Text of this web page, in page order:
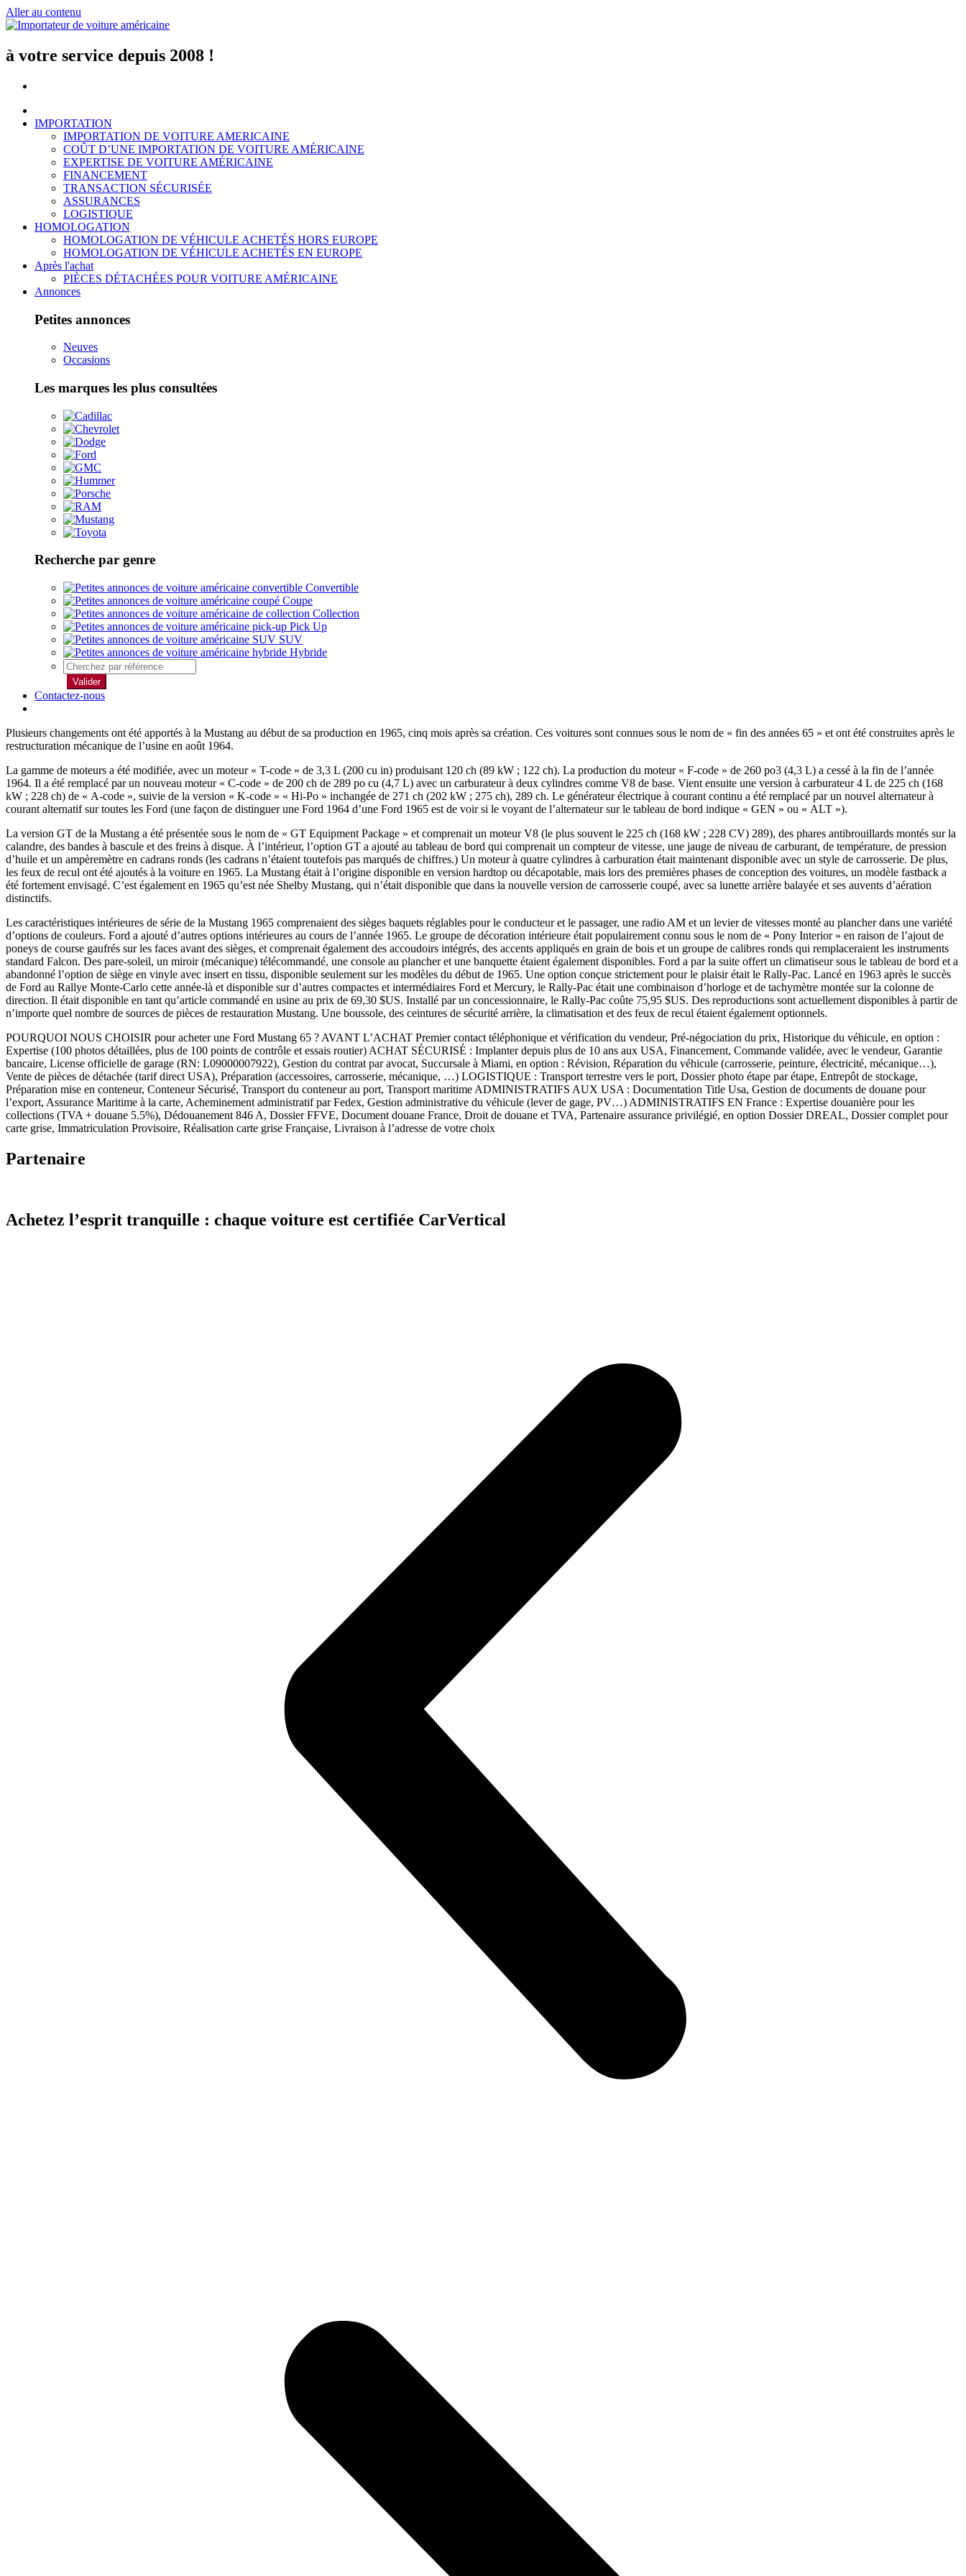
Aller au contenu
à votre service depuis 2008 !
IMPORTATION
IMPORTATION DE VOITURE AMERICAINE
COÛT D’UNE IMPORTATION DE VOITURE AMÉRICAINE
EXPERTISE DE VOITURE AMÉRICAINE
FINANCEMENT
TRANSACTION SÉCURISÉE
ASSURANCES
LOGISTIQUE
HOMOLOGATION
HOMOLOGATION DE VÉHICULE ACHETÉS HORS EUROPE
HOMOLOGATION DE VÉHICULE ACHETÉS EN EUROPE
Après l'achat
PIÈCES DÉTACHÉES POUR VOITURE AMÉRICAINE
Annonces
Petites annonces
Neuves
Occasions
Les marques les plus consultées
Recherche par genre
Convertible
Coupe
Collection
Pick Up
SUV
Hybride
Valider
Contactez-nous
Plusieurs changements ont été apportés à la Mustang au début de sa production en 1965, cinq mois après sa création. Ces voitures sont connues sous le nom de « fin des années 65 » et ont été construites après le
restructuration mécanique de l’usine en août 1964.
La gamme de moteurs a été modifiée, avec un moteur « T-code » de 3,3 L (200 cu in) produisant 120 ch (89 kW ; 122 ch). La production du moteur « F-code » de 260 po3 (4,3 L) a cessé à la fin de l’année
1964. Il a été remplacé par un nouveau moteur « C-code » de 200 ch de 289 po cu (4,7 L) avec un carburateur à deux cylindres comme V8 de base. Vient ensuite une version à carburateur 4 L de 225 ch (168
kW ; 228 ch) de « A-code », suivie de la version « K-code » « Hi-Po » inchangée de 271 ch (202 kW ; 275 ch), 289 ch. Le générateur électrique à courant continu a été remplacé par un nouvel alternateur à
courant alternatif sur toutes les Ford (une façon de distinguer une Ford 1964 d’une Ford 1965 est de voir si le voyant de l’alternateur sur le tableau de bord indique « GEN » ou « ALT »).
La version GT de la Mustang a été présentée sous le nom de « GT Equipment Package » et comprenait un moteur V8 (le plus souvent le 225 ch (168 kW ; 228 CV) 289), des phares antibrouillards montés sur la
calandre, des bandes à bascule et des freins à disque. À l’intérieur, l’option GT a ajouté au tableau de bord qui comprenait un compteur de vitesse, une jauge de niveau de carburant, de température, de pression
d’huile et un ampèremètre en cadrans ronds (les cadrans n’étaient toutefois pas marqués de chiffres.) Un moteur à quatre cylindres à carburation était maintenant disponible avec un style de carrosserie. De plus,
les feux de recul ont été ajoutés à la voiture en 1965. La Mustang était à l’origine disponible en version hardtop ou décapotable, mais lors des premières phases de conception des voitures, un modèle fastback a
été fortement envisagé. C’est également en 1965 qu’est née Shelby Mustang, qui n’était disponible que dans la nouvelle version de carrosserie coupé, avec sa lunette arrière balayée et ses auvents d’aération
distinctifs.
Les caractéristiques intérieures de série de la Mustang 1965 comprenaient des sièges baquets réglables pour le conducteur et le passager, une radio AM et un levier de vitesses monté au plancher dans une variété
d’options de couleurs. Ford a ajouté d’autres options intérieures au cours de l’année 1965. Le groupe de décoration intérieure était populairement connu sous le nom de « Pony Interior » en raison de l’ajout de
poneys de course gaufrés sur les faces avant des sièges, et comprenait également des accoudoirs intégrés, des accents appliqués en grain de bois et un groupe de calibres ronds qui remplaceraient les instruments
standard Falcon. Des pare-soleil, un miroir (mécanique) télécommandé, une console au plancher et une banquette étaient également disponibles. Ford a par la suite offert un climatiseur sous le tableau de bord et a
abandonné l’option de siège en vinyle avec insert en tissu, disponible seulement sur les modèles du début de 1965. Une option conçue strictement pour le plaisir était le Rally-Pac. Lancé en 1963 après le succès
de Ford au Rallye Monte-Carlo cette année-là et disponible sur d’autres compactes et intermédiaires Ford et Mercury, le Rally-Pac était une combinaison d’horloge et de tachymètre montée sur la colonne de
direction. Il était disponible en tant qu’article commandé en usine au prix de 69,30 $US. Installé par un concessionnaire, le Rally-Pac coûte 75,95 $US. Des reproductions sont actuellement disponibles à partir de
n’importe quel nombre de sources de pièces de restauration Mustang. Une boussole, des ceintures de sécurité arrière, la climatisation et des feux de recul étaient également optionnels.
POURQUOI NOUS CHOISIR pour acheter une Ford Mustang 65 ? AVANT L’ACHAT Premier contact téléphonique et vérification du vendeur, Pré-négociation du prix, Historique du véhicule, en option :
Expertise (100 photos détaillées, plus de 100 points de contrôle et essais routier) ACHAT SÉCURISÉ : Implanter depuis plus de 10 ans aux USA, Financement, Commande validée, avec le vendeur, Garantie
bancaire, License officielle de garage (RN: L09000007922), Gestion du contrat par avocat, Succursale à Miami, en option : Révision, Réparation du véhicule (carrosserie, peinture, électricité, mécanique…),
Vente de pièces de détachée (tarif direct USA), Préparation (accessoires, carrosserie, mécanique, …) LOGISTIQUE : Transport terrestre vers le port, Dossier photo étape par étape, Entrepôt de stockage,
Préparation mise en conteneur, Conteneur Sécurisé, Transport du conteneur au port, Transport maritime ADMINISTRATIFS AUX USA : Documentation Title Usa, Gestion de documents de douane pour
l’export, Assurance Maritime à la carte, Acheminement administratif par Fedex, Gestion administrative du véhicule (lever de gage, PV…) ADMINISTRATIFS EN France : Expertise douanière pour les
collections (TVA + douane 5.5%), Dédouanement 846 A, Dossier FFVE, Document douane France, Droit de douane et TVA, Partenaire assurance privilégié, en option Dossier DREAL, Dossier complet pour
carte grise, Immatriculation Provisoire, Réalisation carte grise Française, Livraison à l’adresse de votre choix
Partenaire
Achetez l’esprit tranquille : chaque voiture est certifiée CarVertical